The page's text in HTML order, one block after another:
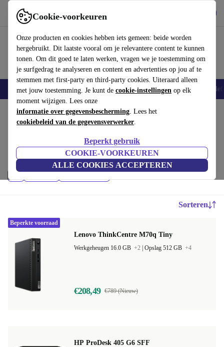
Cookie-voorkeuren
Onze producten en cookies hebben iets gemeen: beide worden
hergebruikt. Dit laatste vooral om je relevantere content te kunnen
tonen. Om dit goed te laten werken, vragen we je toestemming om
je surfgedrag te analyseren en content en advertenties op jou af te
stemmen met first-party en third-party cookies. Uiteraard alleen
met jouw toestemming. Je kunt de cookie-instellingen op elk
moment wijzigen. Lees onze
informatie over gegevensbescherming. Lees het
cookiebeleid van de gegevensverwerker.
Beperkt gebruik
COOKIE-VOORKEUREN
ALLE COOKIES ACCEPTEREN
Gebruik refurbed snel en eenvoudig
Smartphones Laptops Tablets Smartwatches Accessoires
Home Producten
Hoogwaardige refurbished Desktop pc's voor een geweldige prijs. Jouw
duurzame keuze met minimaal 12 maanden garantie.
Sorteren
Lenovo ThinkCentre M70q Tiny
Werkgeheugen 16.0 GB +2 Opslag 512 GB +4
€208,49 €789 (Nieuw)
Beperkte voorraad
HP ProDesk 405 G6 SFF